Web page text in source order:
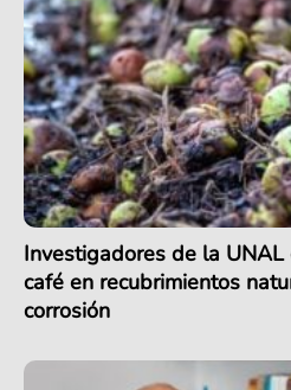
Investigadores de la
café en recubrimientos
corrosión